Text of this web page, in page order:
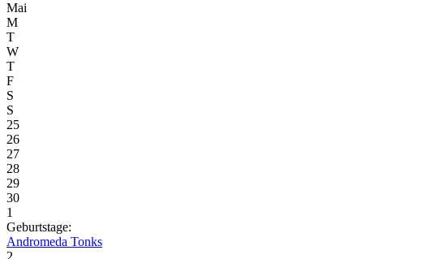
Mai
M
T
W
T
F
S
S
25
26
27
28
29
30
1
Geburtstage:
Andromeda Tonks
2